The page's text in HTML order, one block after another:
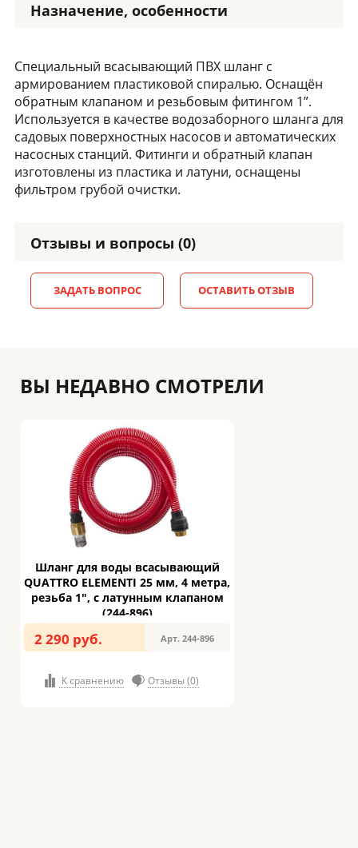
Назначение, особенности
Специальный всасывающий ПВХ шланг с
армированием пластиковой спиралью. Оснащён
обратным клапаном и резьбовым фитингом 1”.
Используется в качестве водозаборного шланга для
садовых поверхностных насосов и автоматических
насосных станций. Фитинги и обратный клапан
изготовлены из пластика и латуни, оснащены
фильтром грубой очистки.
Отзывы и вопросы (0)
ЗАДАТЬ ВОПРОС ОСТАВИТЬ ОТЗЫВ
ВЫ НЕДАВНО СМОТРЕЛИ
Шланг для воды всасывающий
QUATTRO ELEMENTI 25 мм, 4 метра,
резьба 1", с латунным клапаном
(244-896)
2 290 руб. Арт. 244-896
К сравнению Отзывы (0)